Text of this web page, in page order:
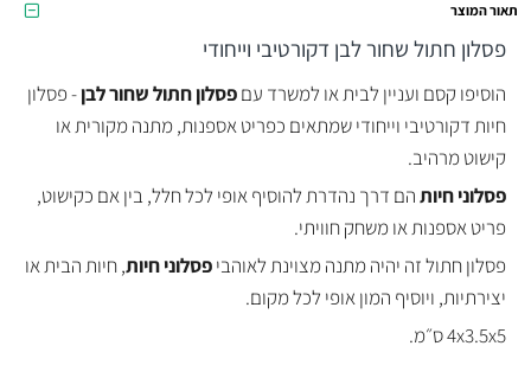
תאור המוצר
פסלון חתול שחור לבן דקורטיבי וייחודי
הוסיפו קסם ועניין לבית או למשרד עםפסלון חתול שחור לבן- פסלון
חיות דקורטיבי וייחודי שמתאים כפריט אספנות, מתנה מקורית או
קישוט מרהיב.
פסלוני חיותהם דרך נהדרת להוסיף אופי לכל חלל, בין אם כקישוט,
פריט אספנות או משחק חוויתי.
פסלון חתול זה יהיה מתנה מצוינת לאוהביפסלוני חיות, חיות הבית או
יצירתיות, ויוסיף המון אופי לכל מקום.
4x3.5x5 ס״מ.